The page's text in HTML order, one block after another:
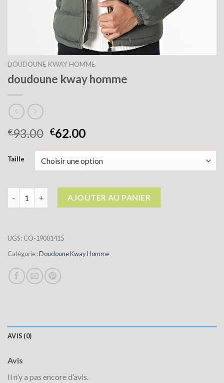
DOUDOUNE KWAY HOMME
doudoune kway homme
€93.00 €62.00
Taille
quantité de doudoune kway homme
AJOUTER AU PANIER
UGS :CO-19001415
Catégorie :Doudoune Kway Homme
AVIS (0)
Avis
Il n’y a pas encore d’avis.